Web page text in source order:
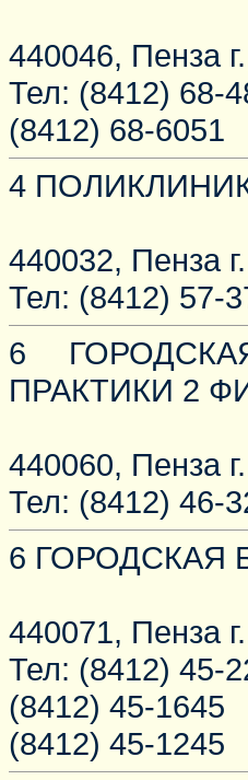
440046, Пенза
Тел: (8412) 68-
(8412) 68-6051
4
440032, Пенза
Тел: (8412) 57-
6
ПРАКТИКИ 2
440060, Пенза
Тел: (8412) 46-
6 ГОРОДСКАЯ
440071, Пенза
Тел: (8412) 45-
(8412) 45-1645
(8412) 45-1245